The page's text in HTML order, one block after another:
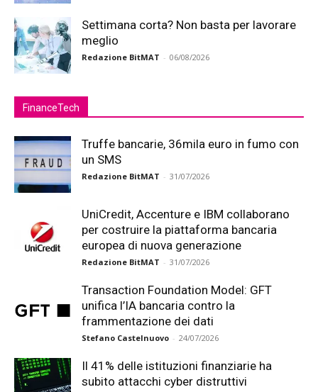
Settimana corta? Non basta per lavorare
meglio
Redazione BitMAT - 06/08/2026
FinanceTech
Truffe bancarie, 36mila euro in fumo con
un SMS
Redazione BitMAT - 31/07/2026
UniCredit, Accenture e IBM collaborano
per costruire la piattaforma bancaria
europea di nuova generazione
Redazione BitMAT - 31/07/2026
Transaction Foundation Model: GFT
unifica l’IA bancaria contro la
frammentazione dei dati
Stefano Castelnuovo - 24/07/2026
Il 41% delle istituzioni finanziarie ha
subito attacchi cyber distruttivi